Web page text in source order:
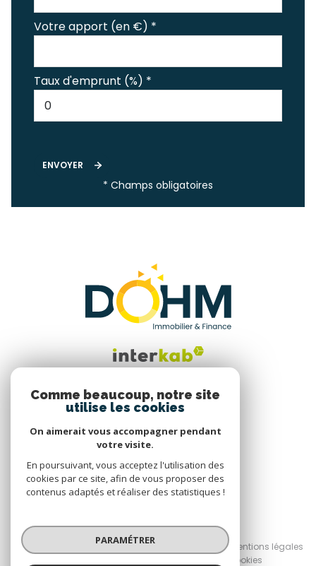
Votre apport (en €) *
Taux d'emprunt (%) *
ENVOYER
* Champs obligatoires
Nous suivre
© 2026 | Tous droits réservés
Nos honoraires
Nos partenaires
Mentions légales
Cookies
Comme beaucoup, notre site
utilise les cookies
On aimerait vous accompagner pendant
votre visite.
En poursuivant, vous acceptez l'utilisation des
cookies par ce site, afin de vous proposer des
contenus adaptés et réaliser des statistiques !
PARAMÉTRER